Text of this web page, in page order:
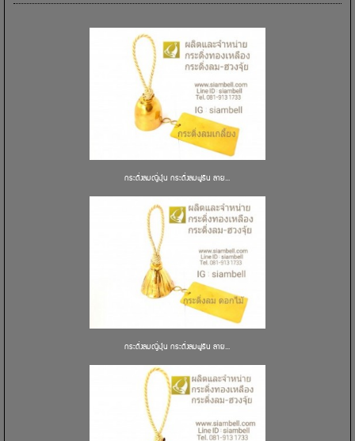
กระดิ่งลมญี่ปุ่น กระดิ่งลมฟูริน ลาย...
กระดิ่งลมญี่ปุ่น กระดิ่งลมฟูริน ลาย...